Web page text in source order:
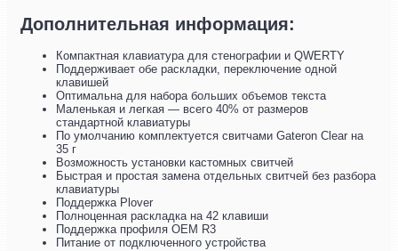
Дополнительная информация:
Компактная клавиатура для стенографии и QWERTY
Поддерживает обе раскладки, переключение одной
клавишей
Оптимальна для набора больших объемов текста
Маленькая и легкая — всего 40% от размеров
стандартной клавиатуры
По умолчанию комплектуется свитчами Gateron Clear на
35 г
Возможность установки кастомных свитчей
Быстрая и простая замена отдельных свитчей без разбора
клавиатуры
Поддержка Plover
Полноценная раскладка на 42 клавиши
Поддержка профиля OEM R3
Питание от подключенного устройства